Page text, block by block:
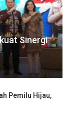
Sinergi
Pemilu Hijau,